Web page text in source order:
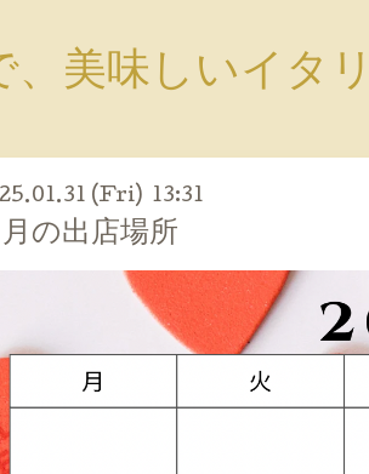
美味しいイタ
(Fri) 13:31
月の出店場所